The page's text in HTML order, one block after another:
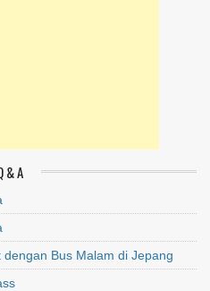
& A
dengan Bus Malam di Jepang